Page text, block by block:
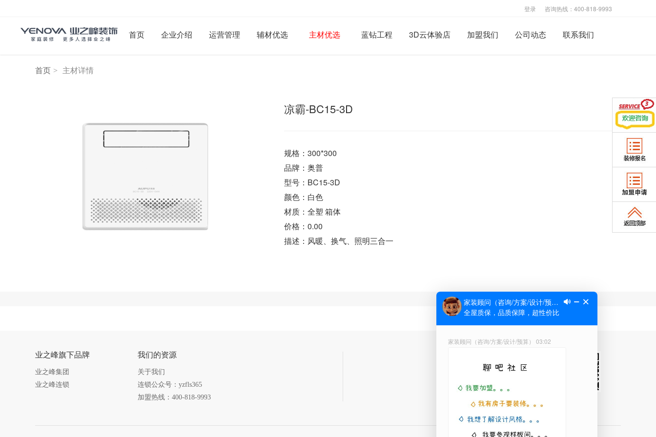
咨询热线：400-818-9993
登录
首页 企业介绍 运营管理 辅材优选 主材优选 蓝钻工程 3D云体验店 加盟我们 公司动态 联系我们
首页 > 主材详情
凉霸-BC15-3D
规格：300*300
品牌：奥普
型号：BC15-3D
颜色：白色
材质：全塑 箱体
价格：0.00
描述：风暖、换气、照明三合一
业之峰旗下品牌
业之峰集团
业之峰连锁
我们的资源
关于我们
连锁公众号：yzfls365
加盟热线：400-818-9993
微信公众号